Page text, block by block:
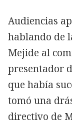
Audiencias
hablando de
Mejide al
presentador
que había
tomó una
directivo de